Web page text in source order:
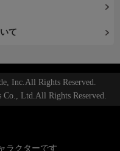
て
Inc.All Rights Reserved.
Ltd.All Rights Reserved.
ラクターです